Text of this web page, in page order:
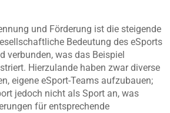
und Förderung ist die steigende
Bedeutung des eSports
verbunden, was das Beispiel
Hierzulande haben zwar diverse
eigene eSport-Teams aufzubauen;
jedoch nicht als Sport an, was
für entsprechende